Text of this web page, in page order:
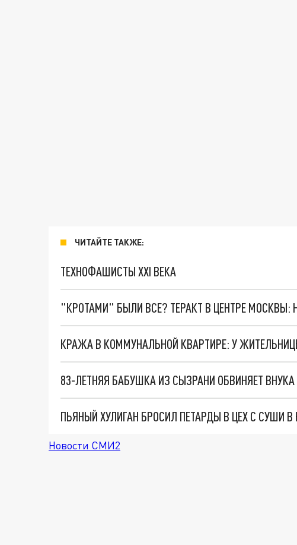
ЧИТАЙТЕ ТАКЖЕ:
ТЕХНОФАШИСТЫ XXI ВЕКА
"КРОТАМИ" БЫЛИ ВСЕ? ТЕРАКТ В ЦЕНТРЕ
КРАЖА В КОММУНАЛЬНОЙ КВАРТИРЕ: У
ПЬЯНЫЙ ХУЛИГАН БРОСИЛ ПЕТАРДЫ В ЦЕХ С СУШИ
Новости СМИ2